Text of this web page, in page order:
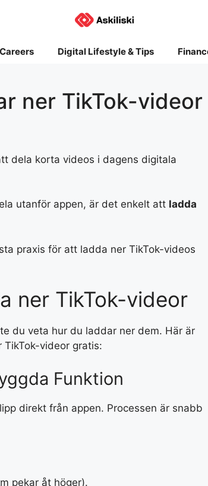
Digital Lifestyle & Tips
ner TikTok-videor
dela korta videos i dagens digitala
utanför appen, är det enkelt att ladda
praxis för att ladda ner TikTok-videos
ner TikTok-videor
du veta hur du laddar ner dem. Här är
videor gratis:
Funktion
direkt från appen. Processen är snabb
pekar åt höger).